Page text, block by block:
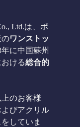
Ltd.は、ポ
のワンストッ
に中国蘇州
ける総合的
のお客様
びアクリル
していま